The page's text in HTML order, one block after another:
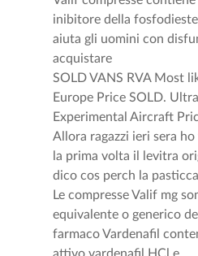
inibitore della
aiuta gli uomini con
acquistare
SOLD VANS RVA Most
Europe Price SOLD.
Experimental Aircraft
Allora ragazzi ieri sera
la prima volta il levitra
dico cos perch la
Le compresse Valif mg
equivalente o generico
farmaco Vardenafil